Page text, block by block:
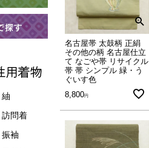
紬
訪問着
振袖
名古屋帯 太鼓柄 正絹
その他の柄 名古屋仕立
て なごや帯 リサイクル
帯 帯 シンプル 緑・う
ぐいす色
8,800